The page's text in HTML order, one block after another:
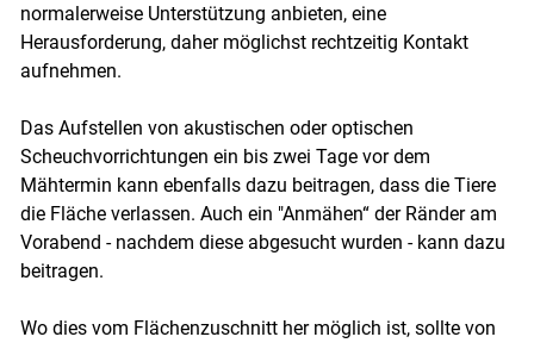
normalerweise Unterstützung anbieten, eine
Herausforderung, daher möglichst rechtzeitig Kontakt
aufnehmen.
Das Aufstellen von akustischen oder optischen
Scheuchvorrichtungen ein bis zwei Tage vor dem
Mähtermin kann ebenfalls dazu beitragen, dass die Tiere
die Fläche verlassen. Auch ein "Anmähen“ der Ränder am
Vorabend - nachdem diese abgesucht wurden - kann dazu
beitragen.
Wo dies vom Flächenzuschnitt her möglich ist, sollte von